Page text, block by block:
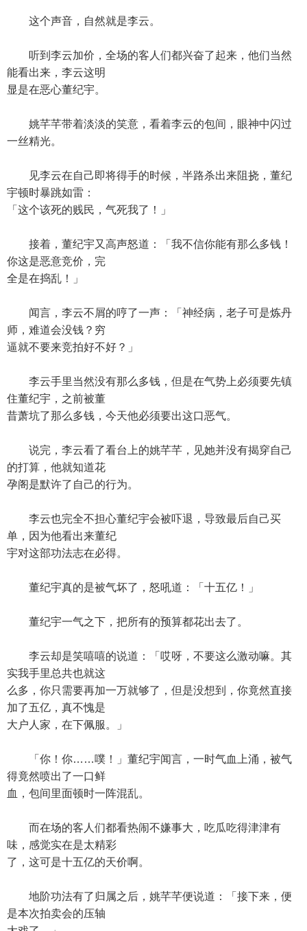
这个声音，自然就是李云。
听到李云加价，全场的客人们都兴奋了起来，他们当然
能看出来，李云这明
显是在恶心董纪宇。
姚芊芊带着淡淡的笑意，看着李云的包间，眼神中闪过
一丝精光。
见李云在自己即将得手的时候，半路杀出来阻挠，董纪
宇顿时暴跳如雷：
「这个该死的贱民，气死我了！」
接着，董纪宇又高声怒道：「我不信你能有那么多钱！
你这是恶意竞价，完
全是在捣乱！」
闻言，李云不屑的哼了一声：「神经病，老子可是炼丹
师，难道会没钱？穷
逼就不要来竞拍好不好？」
李云手里当然没有那么多钱，但是在气势上必须要先镇
住董纪宇，之前被董
昔萧坑了那么多钱，今天他必须要出这口恶气。
说完，李云看了看台上的姚芊芊，见她并没有揭穿自己
的打算，他就知道花
孕阁是默许了自己的行为。
李云也完全不担心董纪宇会被吓退，导致最后自己买
单，因为他看出来董纪
宇对这部功法志在必得。
董纪宇真的是被气坏了，怒吼道：「十五亿！」
董纪宇一气之下，把所有的预算都花出去了。
李云却是笑嘻嘻的说道：「哎呀，不要这么激动嘛。其
实我手里总共也就这
么多，你只需要再加一万就够了，但是没想到，你竟然直接
加了五亿，真不愧是
大户人家，在下佩服。」
「你！你……噗！」董纪宇闻言，一时气血上涌，被气
得竟然喷出了一口鲜
血，包间里面顿时一阵混乱。
而在场的客人们都看热闹不嫌事大，吃瓜吃得津津有
味，感觉实在是太精彩
了，这可是十五亿的天价啊。
地阶功法有了归属之后，姚芊芊便说道：「接下来，便
是本次拍卖会的压轴